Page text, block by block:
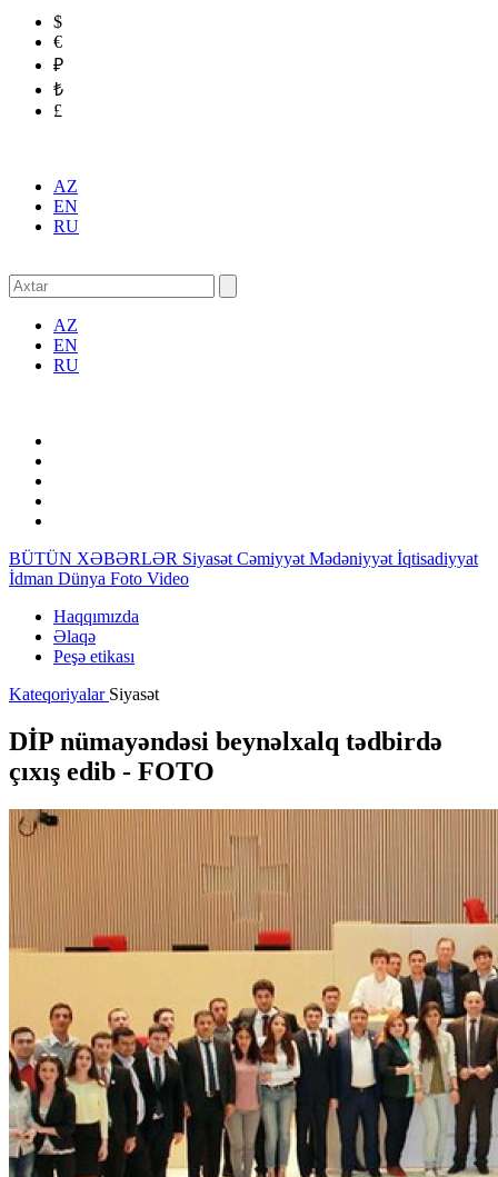
$
€
₽
₺
£
AZ
EN
RU
AZ
EN
RU
BÜTÜN XƏBƏRLƏR Siyasət Cəmiyyət Mədəniyyət İqtisadiyyat
İdman Dünya Foto Video
Haqqımızda
Əlaqə
Peşə etikası
Kateqoriyalar Siyasət
DİP nümayəndəsi beynəlxalq tədbirdə
çıxış edib - FOTO